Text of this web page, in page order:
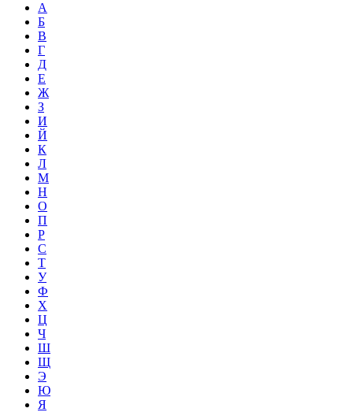
А
Б
В
Г
Д
Е
Ж
З
И
Й
К
Л
М
Н
О
П
Р
С
Т
У
Ф
Х
Ц
Ч
Ш
Щ
Э
Ю
Я